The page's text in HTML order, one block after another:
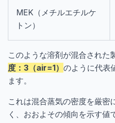
MEK（メチルエチルケ
トン）
このような溶剤が混合された
度：3（air=1） のように代表
ます。
これは混合蒸気の密度を厳密
く、おおよその傾向を示す値